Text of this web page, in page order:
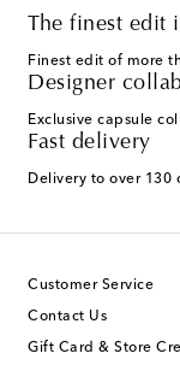
The finest edit
Finest edit of more
Designer
Exclusive capsule
Fast delivery
Delivery to over 130
Customer Service
Contact Us
Gift Card & Store